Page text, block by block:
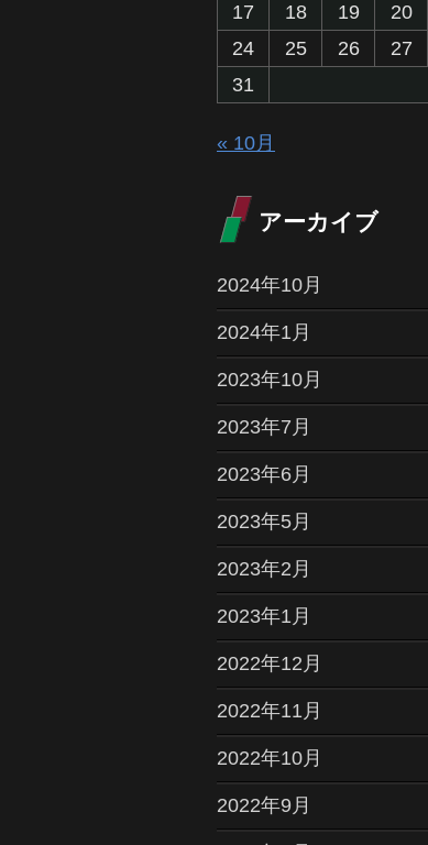
17
18 19 20
24
25 26 27
31
« 10月
アーカイブ
2024年10月
2024年1月
2023年10月
2023年7月
2023年6月
2023年5月
2023年2月
2023年1月
2022年12月
2022年11月
2022年10月
2022年9月